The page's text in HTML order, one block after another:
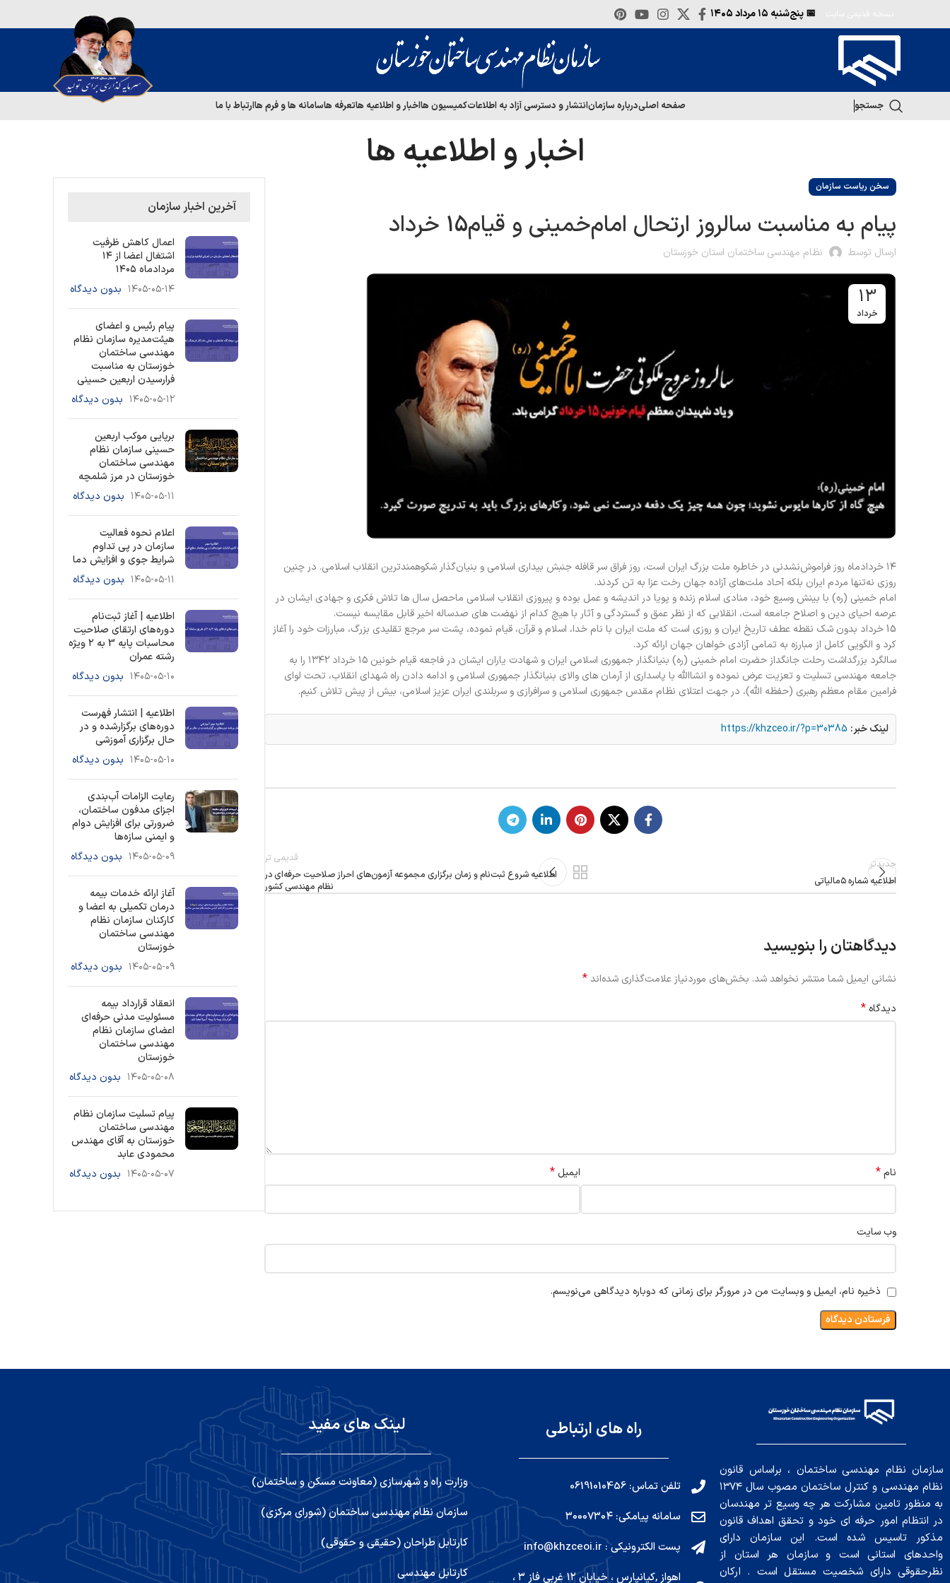
📅 پنج‌شنبه
جستجو صفحه اصلیدرباره سازمانانتشار و دسترسی آزاد به اطلاعاتکمیسیون هااخبار و اطلاعیه هاتعرفه هاسامانه ها و فرم هاارتباط با ما
اخبار و اطلاعیه ها
سخن ریاست سازمان
پیام به مناسبت سالروز ارتحال امام‌خمینی و قیام15 خرداد
ارسال توسط نظام مهندسی ساختمان استان خوزستان
13
خرداد
۱۴ خردادماه روز فراموش‌نشدنی در خاطره ملت بزرگ ایران است، روز فراق سر قافله جنبش بیداری اسلامی و بنیان‌گذار شکوهمندترین انقلاب اسلامی. در چنین
روزی نه‌تنها مردم ایران بلکه آحاد ملت‌های آزاده جهان رخت عزا به تن کردند.
امام خمینی (ره) با بینش وسیع خود، منادی اسلام زنده و پویا در اندیشه و عمل بوده و پیروزی انقلاب اسلامی ماحصل سال ها تلاش فکری و جهادی ایشان در
عرصه احیای دین و اصلاح جامعه است، انقلابی که از نظر عمق و گستردگی و آثار با هیچ کدام از نهضت های صدساله اخیر قابل مقایسه نیست.
15 خرداد بدون شک نقطه عطف تاریخ ایران و روزی است که ملت ایران با نام خدا، اسلام و قرآن، قیام نموده، پشت سر مرجع تقلیدی بزرگ، مبارزات خود را آغاز
کرد و الگویی کامل از مبارزه به تمامی آزادی خواهان جهان ارائه کرد.
سالگرد بزرگداشت رحلت جانگداز حضرت امام خمینی (ره) بنیانگذار جمهوری اسلامی ایران و شهادت یاران ایشان در فاجعه قیام خونین ۱۵ خرداد ۱۳۴۲ را به
جامعه مهندسی تسلیت و تعزیت عرض نموده و انشاالله با پاسداری از آرمان های والای بنیانگذار جمهوری اسلامی و ادامه دادن راه شهدای انقلاب، تحت لوای
فرامین مقام معظم رهبری (حفظه الله)، در جهت اعتلای نظام مقدس جمهوری اسلامی و سرافرازی و سربلندی ایران عزیز اسلامی، بیش از پیش تلاش کنیم.
لینک خبر: https://khzceo.ir/?p=30385
جدیدتر
قدیمی تر
اطلاعیه شروع ثبت‌نام و زمان برگزاری مجموعه آزمون‌های احراز صلاحیت حرفه‌ای در
نظام مهندسی کشور
دیدگاهتان را بنویسید
نشانی ایمیل شما منتشر نخواهد شد. بخش‌های موردنیاز علامت‌گذاری شده‌اند*
دیدگاه *
نام* ایمیل *
وب‌ سایت
ذخیره نام، ایمیل و وبسایت من در مرورگر برای زمانی که دوباره دیدگاهی می‌نویسم.
آخرین اخبار سازمان
اعمال کاهش ظرفیت
اشتغال اعضا از ۱۴
مردادماه ۱۴۰۵
۱۴۰۵-۰۵-۱۴ بدون دیدگاه
پیام رئیس و اعضای
هیئت‌مدیره سازمان نظام
مهندسی ساختمان
خوزستان به مناسبت
فرارسیدن اربعین حسینی
۱۴۰۵-۰۵-۱۲ بدون دیدگاه
برپایی موکب اربعین
حسینی سازمان نظام
مهندسی ساختمان
خوزستان در مرز شلمچه
۱۴۰۵-۰۵-۱۱ بدون دیدگاه
اعلام نحوه فعالیت
سازمان در پی تداوم
شرایط جوی و افزایش دما
۱۴۰۵-۰۵-۱۱ بدون دیدگاه
اطلاعیه | آغاز ثبت‌نام
دوره‌های ارتقای صلاحیت
محاسبات پایه 3 به ۲ ویژه
رشته عمران
۱۴۰۵-۰۵-۱۰ بدون دیدگاه
اطلاعیه | انتشار فهرست
دوره‌های برگزارشده و در
حال برگزاری آموزشی
۱۴۰۵-۰۵-۱۰ بدون دیدگاه
رعایت الزامات آب‌بندی
اجزای مدفون ساختمان،
ضرورتی برای افزایش دوام
و ایمنی سازه‌ها
۱۴۰۵-۰۵-۰۹ بدون دیدگاه
آغاز ارائه خدمات بیمه
درمان تکمیلی به اعضا و
کارکنان سازمان نظام
مهندسی ساختمان
خوزستان
۱۴۰۵-۰۵-۰۹ بدون دیدگاه
انعقاد قرارداد بیمه
مسئولیت مدنی حرفه‌ای
اعضای سازمان نظام
مهندسی ساختمان
خوزستان
۱۴۰۵-۰۵-۰۸ بدون دیدگاه
پیام تسلیت سازمان نظام
مهندسی ساختمان
خوزستان به آقای مهندس
محمودی عابد
۱۴۰۵-۰۵-۰۷ بدون دیدگاه
سازمان نظام مهندسی ساختمان ، براساس قانون
نظام مهندسی و کنترل ساختمان مصوب سال ۱۳۷۴
به منظور تامین مشارکت هر چه وسیع تر مهندسان
در انتظام امور حرفه ای خود و تحقق اهداف قانون
مذکور تاسیس شده است. این سازمان دارای
واحدهای استانی است و سازمان هر استان از
نظرحقوقی دارای شخصیت مستقل است . ارکان
راه های ارتباطی
تلفن تماس: 06191010456
سامانه پیامکی: ۳۰۰۰۷۳۰۴
پست الکترونیکی : info@khzceoi.ir
اهواز ,کیانپارس ، خیابان ۱۲ غربی فاز ۳ ،
لینک های مفید
وزارت راه و شهرسازی (معاونت مسکن و ساختمان)
سازمان نظام مهندسی ساختمان (شورای مرکزی)
کارتابل طراحان (حقیقی و حقوقی)
کارتابل مهندسی